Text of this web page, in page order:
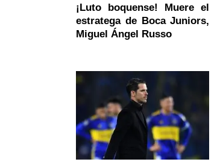
¡Luto boquense! Muere el
estratega de Boca Juniors,
Miguel Ángel Russo